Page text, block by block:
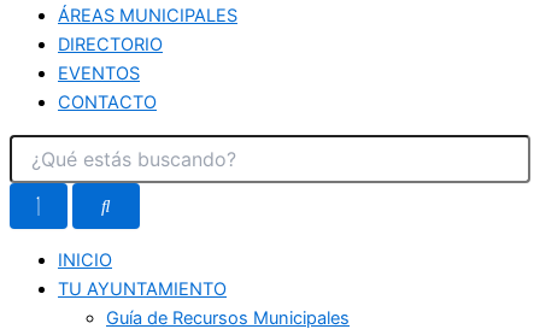
ÁREAS MUNICIPALES
DIRECTORIO
EVENTOS
CONTACTO
INICIO
TU AYUNTAMIENTO
Guía de Recursos Municipales